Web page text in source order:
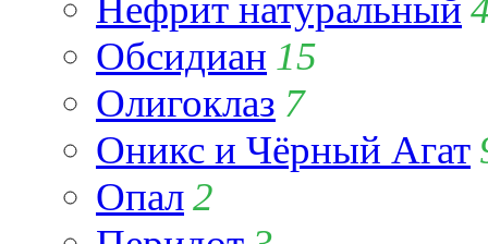
Обсидиан 15
Олигоклаз 7
Оникс и Чёрный Агат
Опал2